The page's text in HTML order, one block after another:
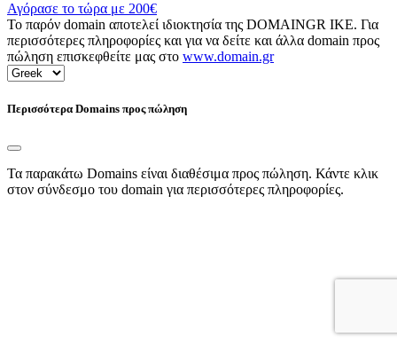
Αγόρασε το τώρα με 200€
Το παρόν domain αποτελεί ιδιοκτησία της DOMAINGR ΙΚΕ. Για
περισσότερες πληροφορίες και για να δείτε και άλλα domain προς
πώληση επισκεφθείτε μας στο www.domain.gr
Περισσότερα Domains προς πώληση
Τα παρακάτω Domains είναι διαθέσιμα προς πώληση. Κάντε κλικ
στον σύνδεσμο του domain για περισσότερες πληροφορίες.